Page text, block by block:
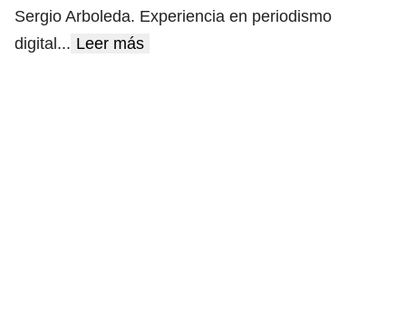
Sergio Arboleda. Experiencia en periodismo
digital ... Leer más